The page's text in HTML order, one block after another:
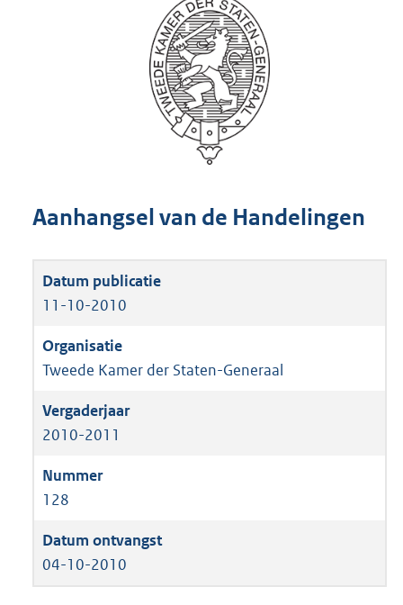
Aanhangsel van de Handelingen
11-10-2010
Tweede Kamer der Staten-Generaal
2010-2011
128
04-10-2010